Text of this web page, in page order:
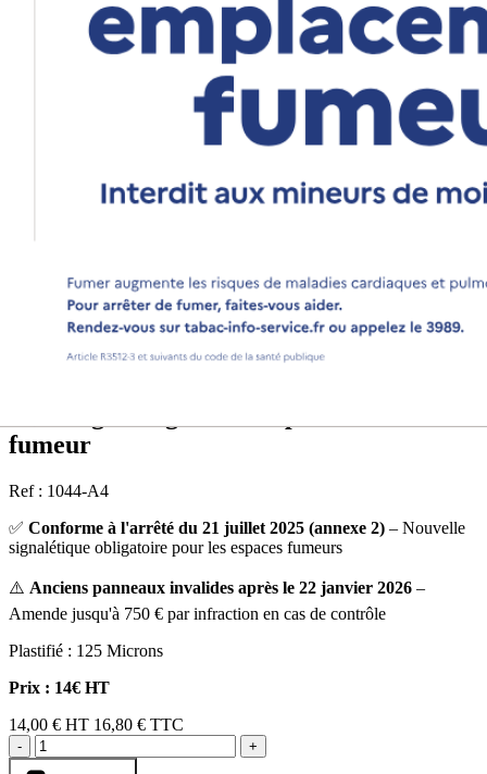
fumeur
Ref : 1044-A4
✅ Conforme à l'arrêté du 21 juillet 2025 (annexe 2) – Nouvelle
signalétique obligatoire pour les espaces fumeurs
⚠️ Anciens panneaux invalides après le 22 janvier 2026 –
Amende jusqu'à 750 € par infraction en cas de contrôle
Plastifié : 125 Microns
Prix : 14€ HT
14,00 € HT 16,80 € TTC
- +